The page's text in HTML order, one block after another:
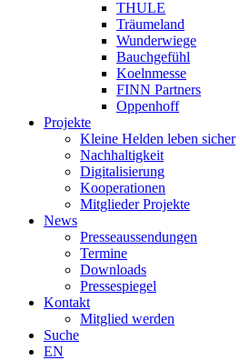
THULE
Träumeland
Wunderwiege
Bauchgefühl
Koelnmesse
FINN Partners
Oppenhoff
Projekte
Kleine Helden leben sicher
Nachhaltigkeit
Digitalisierung
Kooperationen
Mitglieder Projekte
News
Presseaussendungen
Termine
Downloads
Pressespiegel
Kontakt
Mitglied werden
Suche
EN